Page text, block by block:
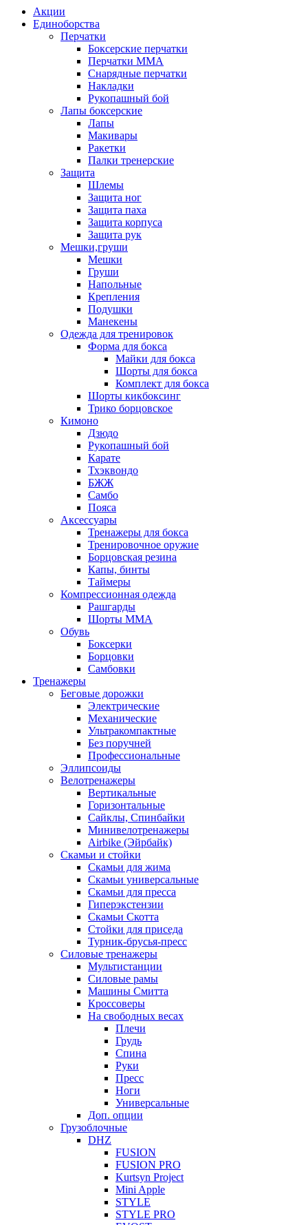
Акции
Единоборства
Перчатки
Боксерские перчатки
Перчатки ММА
Снарядные перчатки
Накладки
Рукопашный бой
Лапы боксерские
Лапы
Макивары
Ракетки
Палки тренерские
Защита
Шлемы
Защита ног
Защита паха
Защита корпуса
Защита рук
Мешки,груши
Мешки
Груши
Напольные
Крепления
Подушки
Манекены
Одежда для тренировок
Форма для бокса
Майки для бокса
Шорты для бокса
Комплект для бокса
Шорты кикбоксинг
Трико борцовское
Кимоно
Дзюдо
Рукопашный бой
Карате
Тхэквондо
БЖЖ
Самбо
Пояса
Аксессуары
Тренажеры для бокса
Тренировочное оружие
Борцовская резина
Капы, бинты
Таймеры
Компрессионная одежда
Рашгарды
Шорты MMA
Обувь
Боксерки
Борцовки
Самбовки
Тренажеры
Беговые дорожки
Электрические
Механические
Ультракомпактные
Без поручней
Профессиональные
Эллипсоиды
Велотренажеры
Вертикальные
Горизонтальные
Сайклы, Спинбайки
Минивелотренажеры
Airbike (Эйрбайк)
Скамьи и стойки
Скамьи для жима
Скамьи универсальные
Скамьи для пресса
Гиперэкстензии
Скамьи Скотта
Стойки для приседа
Турник-брусья-пресс
Силовые тренажеры
Мультистанции
Силовые рамы
Машины Смитта
Кроссоверы
На свободных весах
Плечи
Грудь
Спина
Руки
Пресс
Ноги
Универсальные
Доп. опции
Грузоблочные
DHZ
FUSION
FUSION PRO
Kurtsyn Project
Mini Apple
STYLE
STYLE PRO